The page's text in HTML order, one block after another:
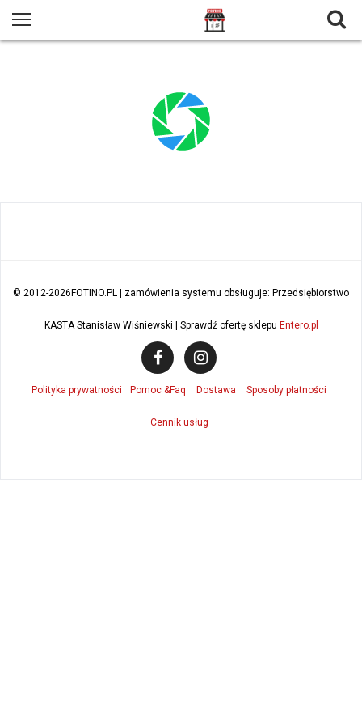
© 2012-2026FOTINO.PL | zamówienia systemu obsługuje: Przedsiębiorstwo
KASTA Stanisław Wiśniewski | Sprawdź ofertę sklepu Entero.pl
Polityka prywatności Pomoc &Faq Dostawa Sposoby płatności
Cennik usług